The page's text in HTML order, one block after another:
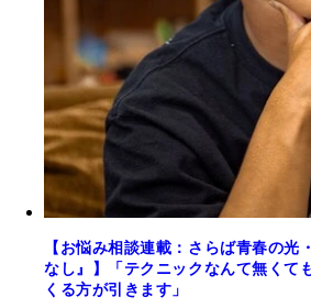
【お悩み相談連載：さらば青春の光
なし』】「テクニックなんて無くて
くる方が引きます」